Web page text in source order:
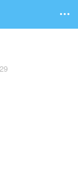
